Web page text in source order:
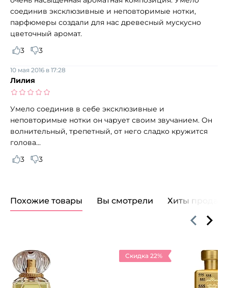
соединив эксклюзивные и неповторимые нотки,
парфюмеры создали для нас древесный мускусно
цветочный аромат.
3
3
Лилия
10 мая 2016 в 17:28
Умело соединив в себе эксклюзивные и
неповторимые нотки он чарует своим звучанием. Он
волнительный, трепетный, от него сладко кружится
голова...
3
3
Похожие товары Вы смотрели Хиты продаж
Скидка 22%